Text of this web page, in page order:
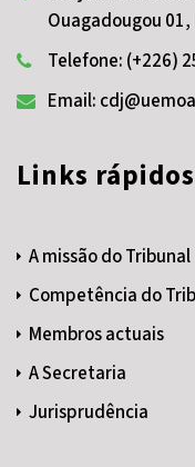
Ouagadougou 01,
Telefone: (+226)
Email:
Links rápidos
A missão do Tribunal
Competência do
Membros actuais
A Secretaria
Jurisprudência